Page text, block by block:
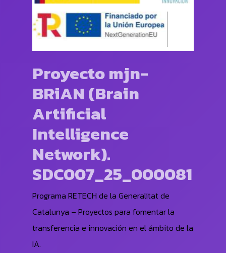
Proyecto mjn-
BRiAN (Brain
Artificial
Intelligence
Network).
SDC007_25_000081
Programa RETECH de la Generalitat de
Catalunya – Proyectos para fomentar la
transferencia e innovación en el ámbito de la
IA.